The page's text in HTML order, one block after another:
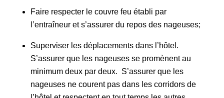
Faire respecter le couvre feu établi par
l’entraîneur et s’assurer du repos des nageuses;
Superviser les déplacements dans l’hôtel.
S’assurer que les nageuses se promènent au
minimum deux par deux. S’assurer que les
nageuses ne courent pas dans les corridors de